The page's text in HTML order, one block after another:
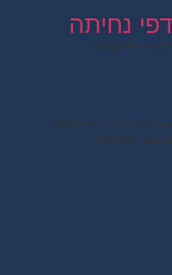
נחיתה
– דפי לקוחות
גל אורן לרנר – דפי לקוחות
All rights